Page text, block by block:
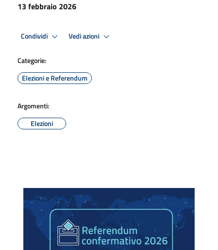
13 febbraio 2026
Condividi Vedi azioni
Categorie:
Elezioni e Referendum
Argomenti:
Elezioni